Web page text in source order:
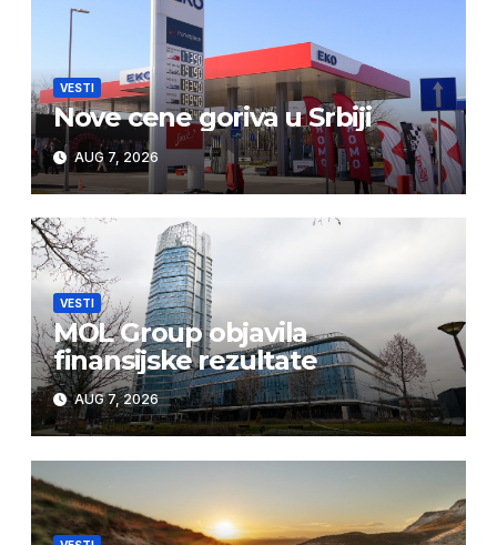
VESTI
Nove cene goriva u Srbiji
AUG 7, 2026
VESTI
MOL Group objavila
finansijske rezultate
AUG 7, 2026